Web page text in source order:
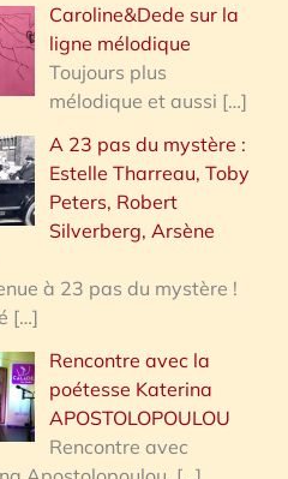
Caroline&Dede sur la
ligne mélodique
Toujours plus
mélodique et aussi […]
A 23 pas du mystère :
Estelle Tharreau, Toby
Peters, Robert
Silverberg, Arsène
à 23 pas du mystère !
[…]
Rencontre avec la
poétesse Katerina
APOSTOLOPOULOU
Rencontre avec